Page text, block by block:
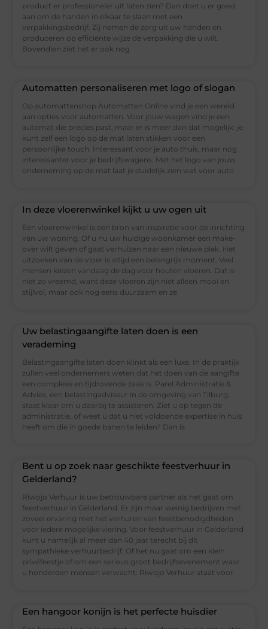
product er professioneler uit laten zien? Dan doet u er goed
aan om de handen in elkaar te slaan met een
verpakkingsbedrijf. Zij nemen de zorg uit uw handen en
produceren op efficiënte wijze de verpakking die u wilt.
Bovendien ziet het er ook nog
Automatten personaliseren met logo of slogan
Op automattenshop Automatten Online vind je een wereld
aan opties voor automatten. Voor jouw wagen vind je een
automat die precies past, maar er is meer dan dat mogelijk: je
kunt zelf een logo op de mat laten stikken voor een
persoonlijke touch. Interessant voor je auto thuis, maar nóg
interessanter voor je bedrijfswagens. Met het logo van jouw
onderneming op de mat laat je duidelijk zien wat voor auto
In deze vloerenwinkel kijkt u uw ogen uit
Een vloerenwinkel is een bron van inspiratie voor de inrichting
van uw woning. Of u nu uw huidige woonkamer een make-
over wilt geven of gaat verhuizen naar een nieuwe plek. Het
uitzoeken van de vloer is altijd een belangrijk moment. Veel
mensen kiezen vandaag de dag voor houten vloeren. Dat is
niet zo vreemd, want deze vloeren zijn niet alleen mooi en
stijlvol, maar ook nog eens duurzaam en ze
Uw belastingaangifte laten doen is een
verademing
Belastingaangifte laten doen klinkt als een luxe. In de praktijk
zullen veel ondernemers weten dat het doen van de aangifte
een complexe en tijdrovende zaak is. Parel Administratie &
Advies, een belastingadviseur in de omgeving van Tilburg,
staat klaar om u daarbij te assisteren. Ziet u op tegen de
administratie, of weet u dat u niet voldoende expertise in huis
heeft om die in goede banen te leiden? Dan is
Bent u op zoek naar geschikte feestverhuur in
Gelderland?
Riwojo Verhuur is uw betrouwbare partner als het gaat om
feestverhuur in Gelderland. Er zijn maar weinig bedrijven met
zoveel ervaring met het verhuren van feestbenodigdheden
voor iedere mogelijke viering. Voor feestverhuur in Gelderland
kunt u namelijk al meer dan 40 jaar terecht bij dit
sympathieke verhuurbedrijf. Of het nu gaat om een klein
privéfeestje of om een serieus groot bedrijfsevenement waar
u honderden mensen verwacht: Riwojo Verhuur staat voor
Een hangoor konijn is het perfecte huisdier